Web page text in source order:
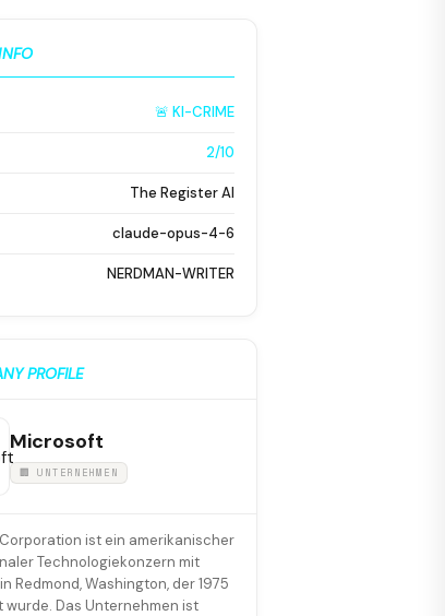
🚨 KI-CRIME
2/10
The Register AI
claude-opus-4-6
NERDMAN-WRITER
PROFILE
Microsoft
🏢 UNTERNEHMEN
ist ein amerikanischer
Technologiekonzern mit
Redmond, Washington, der 1975
wurde. Das Unternehmen ist